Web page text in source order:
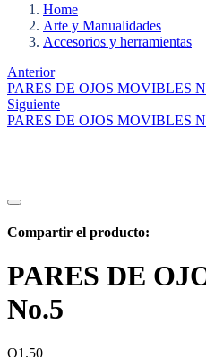
Home
Arte y Manualidades
Accesorios y herramientas
Anterior
PARES DE OJOS MOVIBLES
Siguiente
PARES DE OJOS MOVIBLES
Compartir el producto:
PARES DE
No.5
Q1.50